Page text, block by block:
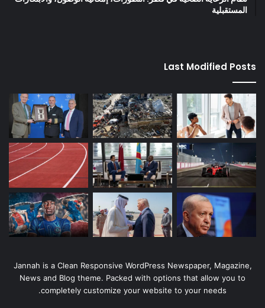
المستقبلية
Last Modified Posts
Jannah is a Clean Responsive WordPress Newspaper, Magazine,
News and Blog theme. Packed with options that allow you to
completely customize your website to your needs.